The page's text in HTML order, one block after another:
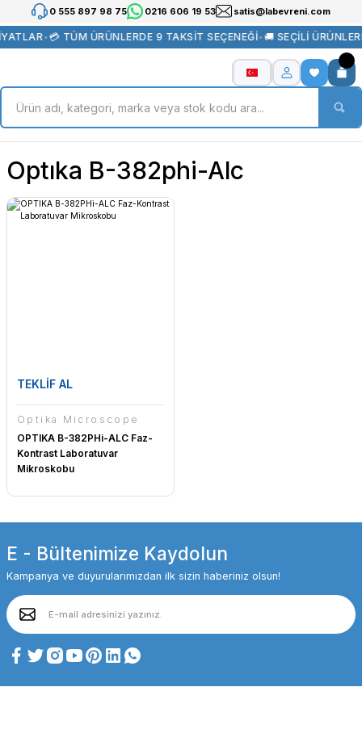
0 555 897 98 75 0216 606 19 53 satis@labevreni.com
•💳 TÜM ÜRÜNLERDE 9 TAKSİT SEÇENEĞİ•🚚 SEÇİLİ
Optıka B-382phi-Alc
TEKLİF AL
Optika Microscope
OPTIKA B-382PHi-ALC Faz-
Kontrast Laboratuvar
Mikroskobu
E - Bültenimize Kaydolun
Kampanya ve duyurularımızdan ilk sizin haberiniz olsun!